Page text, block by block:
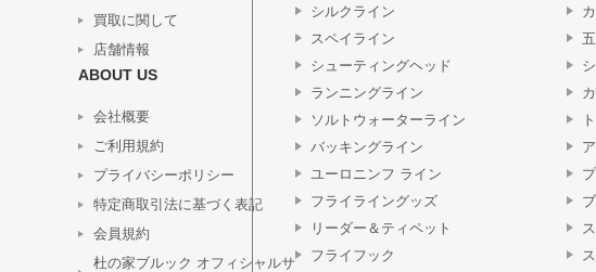
買取に関して
店舗情報
ABOUT US
会社概要
ご利用規約
プライバシーポリシー
特定商取引法に基づく表記
会員規約
杜の家ブルック オフィシャルサ
シルクライン
スペイライン
シューティングヘッド
ランニングライン
ソルトウォーターライン
バッキングライン
ユーロニンフ ライン
フライライングッズ
リーダー＆ティペット
フライフック